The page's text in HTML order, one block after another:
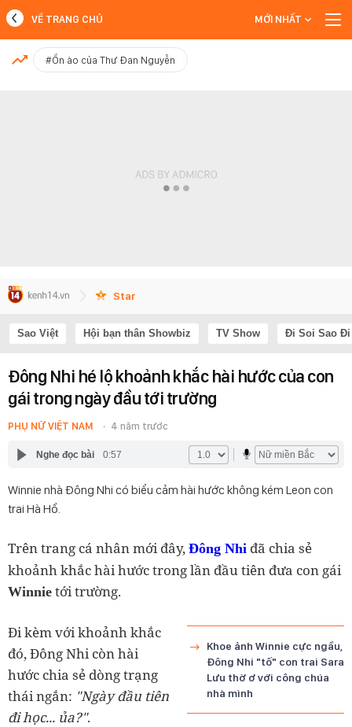
MỚI NHẤT
VỀ TRANG CHỦ MỚI NHẤT
#Ồn ào của Thư Đan Nguyễn
Star
Sao Việt Hội bạn thân Showbiz TV Show Đi Soi Sao Đi
Đông Nhi hé lộ khoảnh khắc hài hước của con
gái trong ngày đầu tới trường
PHỤ NỮ VIỆT NAM 4 năm trước
Nghe đọc bài 0:57
Winnie nhà Đông Nhi có biểu cảm hài hước không kém Leon con
trai Hà Hồ.
Trên trang cá nhân mới đây, Đông Nhi đã chia sẻ
khoảnh khắc hài hước trong lần đầu tiên đưa con gái
Winnie tới trường.
Khoe ảnh Winnie cực ngầu,
Đông Nhi "tố" con trai Sara
Lưu thờ ơ với công chúa
nhà mình
Đi kèm với khoảnh khắc
đó, Đông Nhi còn hài
hước chia sẻ dòng trạng
thái ngắn: "Ngày đầu tiên
đi học... ủa?".